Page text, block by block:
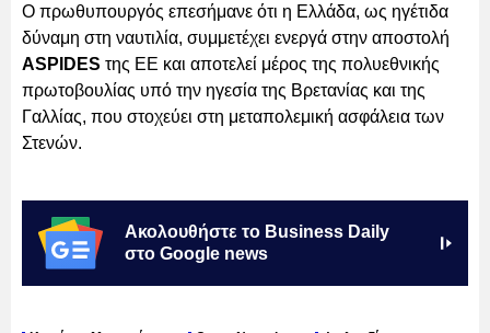
Ο πρωθυπουργός επεσήμανε ότι η Ελλάδα, ως ηγέτιδα
δύναμη στη ναυτιλία, συμμετέχει ενεργά στην αποστολή
ASPIDES της ΕΕ και αποτελεί μέρος της πολυεθνικής
πρωτοβουλίας υπό την ηγεσία της Βρετανίας και της
Γαλλίας, που στοχεύει στη μεταπολεμική ασφάλεια των
Στενών.
Ακολουθήστε το Business Daily
στο Google news